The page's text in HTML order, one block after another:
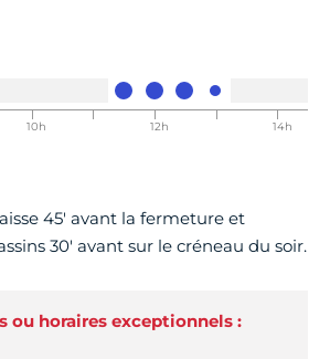
10h
00-10h30 12h
00-12h30 14h
00-14h30
45' avant la fermeture et
30' avant sur le créneau du soir.
ou horaires exceptionnels :